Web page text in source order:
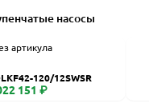
насосы
артикула
120/12SWSR
151 ₽